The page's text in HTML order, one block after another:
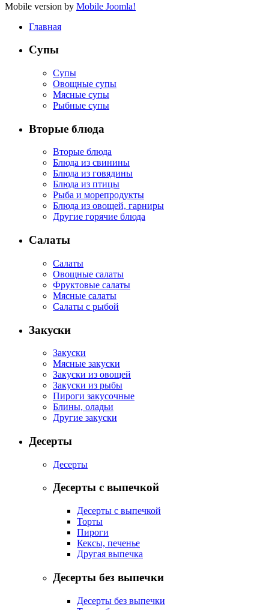
Mobile version by Mobile Joomla!
Главная
Супы
Супы
Овощные супы
Мясные супы
Рыбные супы
Вторые блюда
Вторые блюда
Блюда из свинины
Блюда из говядины
Блюда из птицы
Рыба и морепродукты
Блюда из овощей, гарниры
Другие горячие блюда
Салаты
Салаты
Овощные салаты
Фруктовые салаты
Мясные салаты
Салаты с рыбой
Закуски
Закуски
Мясные закуски
Закуски из овощей
Закуски из рыбы
Пироги закусочные
Блины, оладьи
Другие закуски
Десерты
Десерты
Десерты с выпечкой
Десерты с выпечкой
Торты
Пироги
Кексы, печенье
Другая выпечка
Десерты без выпечки
Десерты без выпечки